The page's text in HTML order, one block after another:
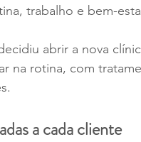
trabalho e bem-
abrir a nova
na rotina, com
a cada cliente